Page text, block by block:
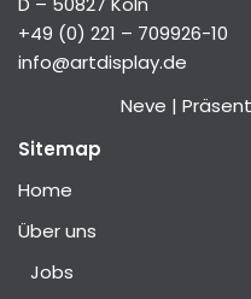
+49 (0) 221 – 709926-10
info@artdisplay.de
Neve |
Sitemap
Home
Über uns
Jobs